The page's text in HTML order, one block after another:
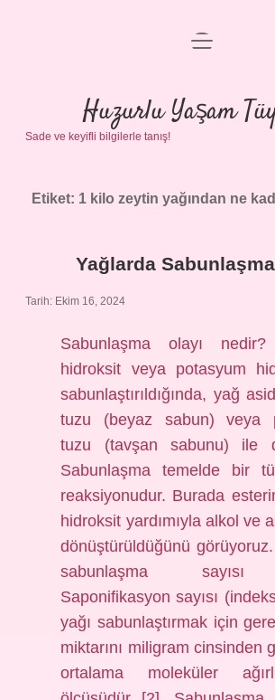
Anasayfa
Gizlilik Politikası
Yasal Uyarı
menüyü
Huzurlu Yaşam
Sade ve keyifli bilgilerle tanış!
Etiket: 1 kilo zeytin yağından ne
Yağlarda
Tarih: Ekim 16, 2024
Sabunlaşma olayı nedir?
hidroksit veya potasyum
sabunlaştırıldığında, yağ
tuzu (beyaz sabun) veya
tuzu (tavşan sabunu) ile
Sabunlaşma temelde bir
reaksiyonudur. Burada
hidroksit yardımıyla alkol ve
dönüştürüldüğünü
sabunlaşma
Saponifikasyon sayısı
yağı sabunlaştırmak için
miktarını miligram cinsinden
ortalama moleküler